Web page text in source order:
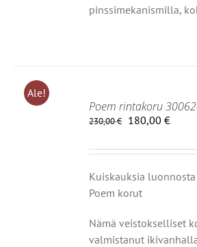
pinssimekanismilla,
Ale!
Poem rintakoru
230,00€ Alkuperäinen
oli:
180,00€
on:
Kuiskauksia
Poem korut
Nämä veistokselliset
valmistanut